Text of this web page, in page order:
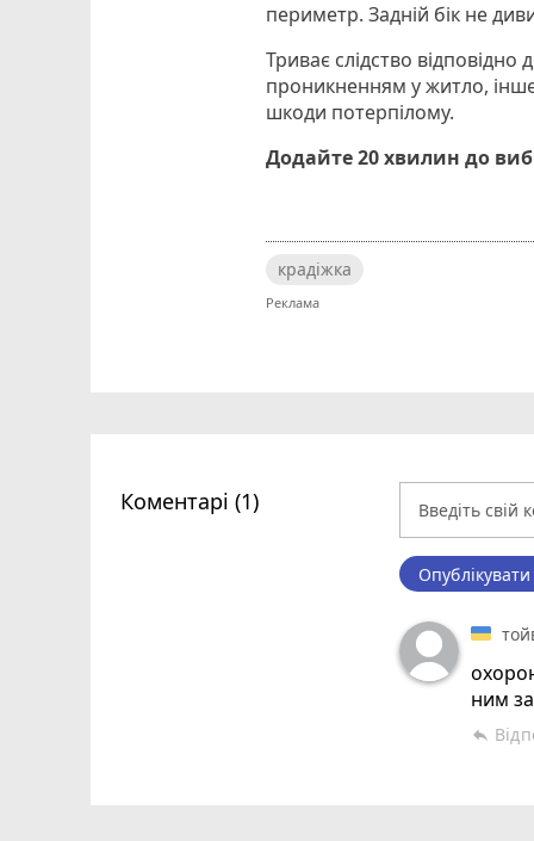
периметр. Задній бік не
Триває слідство відповідно
проникненням у житло,
шкоди потерпілому.
Додайте 20 хвилин до
крадіжка
Коментарі (1)
ним
reply